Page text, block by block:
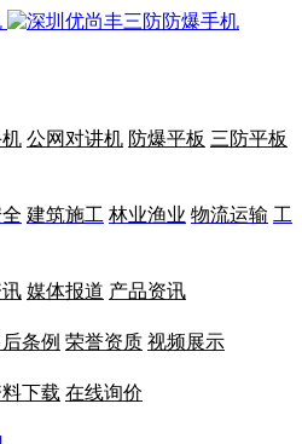
公网对讲机 防爆平板 三防平板
建筑施工 林业渔业 物流运输 工
媒体报道 产品资讯
条例 荣誉资质 视频展示
下载 在线询价